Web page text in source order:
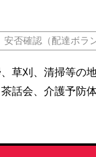
安否確認（配達ボラ
草刈、清掃等の
話会、介護予防